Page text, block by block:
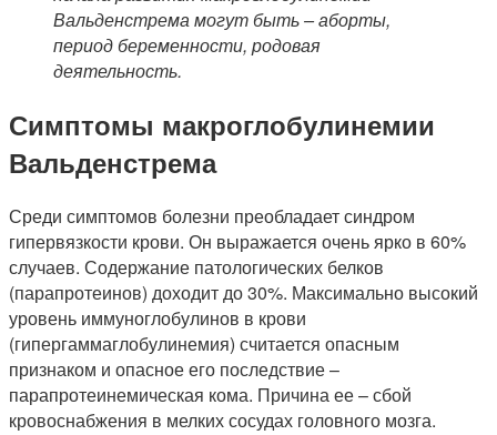
Вальденстрема могут быть – аборты,
период беременности, родовая
деятельность.
Симптомы макроглобулинемии
Вальденстрема
Среди симптомов болезни преобладает синдром
гипервязкости крови. Он выражается очень ярко в 60%
случаев. Содержание патологических белков
(парапротеинов) доходит до 30%. Максимально высокий
уровень иммуноглобулинов в крови
(гипергаммаглобулинемия) считается опасным
признаком и опасное его последствие –
парапротеинемическая кома. Причина ее – сбой
кровоснабжения в мелких сосудах головного мозга.